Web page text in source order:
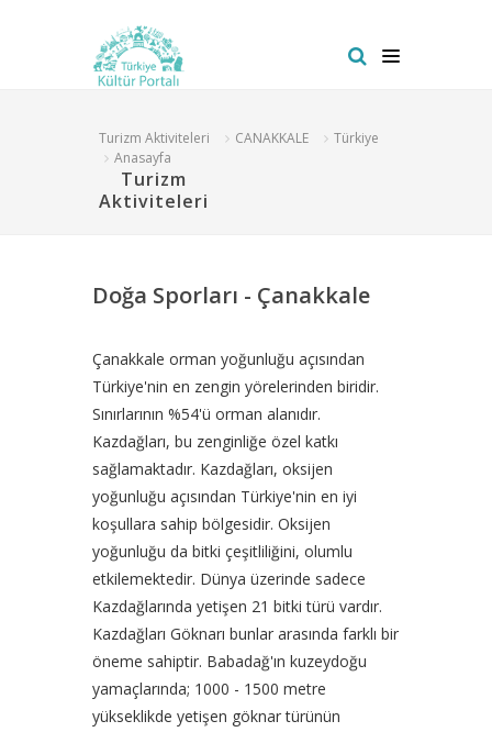
Turizm Aktiviteleri CANAKKALE
Türkiye
Anasayfa
Turizm
Aktiviteleri
Doğa Sporları - Çanakkale
Çanakkale orman yoğunluğu açısından
Türkiye'nin en zengin yörelerinden biridir.
Sınırlarının %54'ü orman alanıdır.
Kazdağları, bu zenginliğe özel katkı
sağlamaktadır. Kazdağları, oksijen
yoğunluğu açısından Türkiye'nin en iyi
koşullara sahip bölgesidir. Oksijen
yoğunluğu da bitki çeşitliliğini, olumlu
etkilemektedir. Dünya üzerinde sadece
Kazdağlarında yetişen 21 bitki türü vardır.
Kazdağları Göknarı bunlar arasında farklı bir
öneme sahiptir. Babadağ'ın kuzeydoğu
yamaçlarında; 1000 - 1500 metre
yükseklikde yetişen göknar türünün